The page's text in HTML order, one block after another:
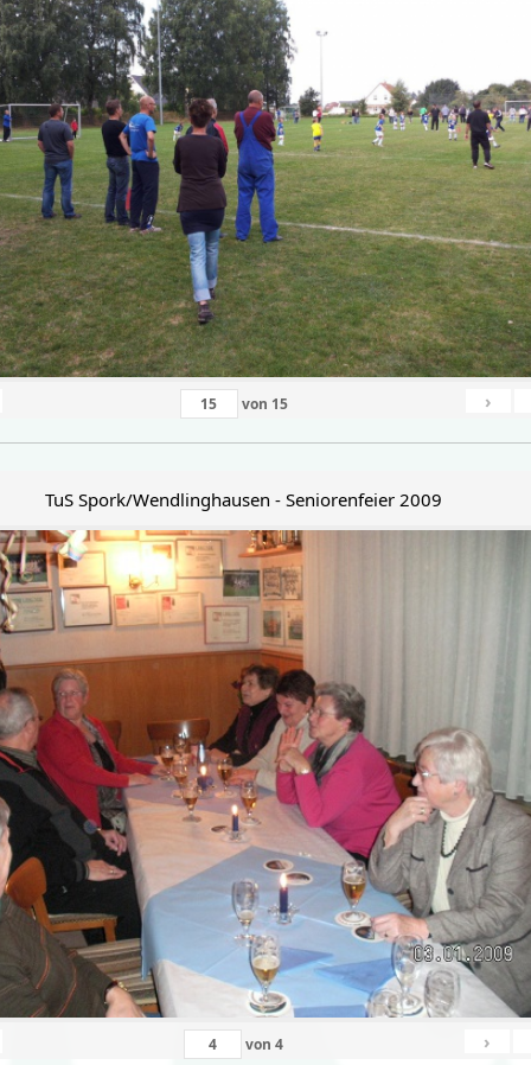
von 15 ›
TuS Spork/Wendlinghausen - Seniorenfeier 2009
von 4 ›